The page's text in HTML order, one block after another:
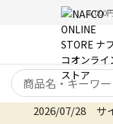
5,000
検索キーワード
2026/07/28 サ